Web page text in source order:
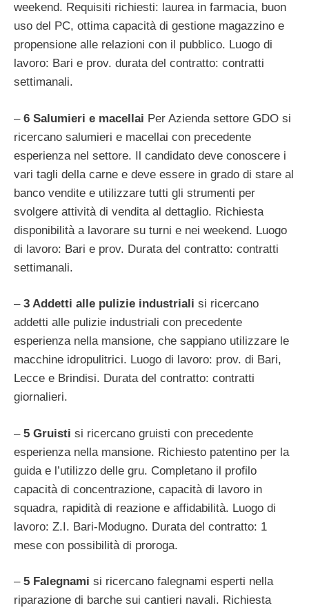
weekend. Requisiti richiesti: laurea in farmacia, buon
uso del PC, ottima capacità di gestione magazzino e
propensione alle relazioni con il pubblico. Luogo di
lavoro: Bari e prov. durata del contratto: contratti
settimanali.
– 6 Salumieri e macellai Per Azienda settore GDO si
ricercano salumieri e macellai con precedente
esperienza nel settore. Il candidato deve conoscere i
vari tagli della carne e deve essere in grado di stare al
banco vendite e utilizzare tutti gli strumenti per
svolgere attività di vendita al dettaglio. Richiesta
disponibilità a lavorare su turni e nei weekend. Luogo
di lavoro: Bari e prov. Durata del contratto: contratti
settimanali.
– 3 Addetti alle pulizie industriali si ricercano
addetti alle pulizie industriali con precedente
esperienza nella mansione, che sappiano utilizzare le
macchine idropulitrici. Luogo di lavoro: prov. di Bari,
Lecce e Brindisi. Durata del contratto: contratti
giornalieri.
– 5 Gruisti si ricercano gruisti con precedente
esperienza nella mansione. Richiesto patentino per la
guida e l’utilizzo delle gru. Completano il profilo
capacità di concentrazione, capacità di lavoro in
squadra, rapidità di reazione e affidabilità. Luogo di
lavoro: Z.I. Bari-Modugno. Durata del contratto: 1
mese con possibilità di proroga.
– 5 Falegnami si ricercano falegnami esperti nella
riparazione di barche sui cantieri navali. Richiesta